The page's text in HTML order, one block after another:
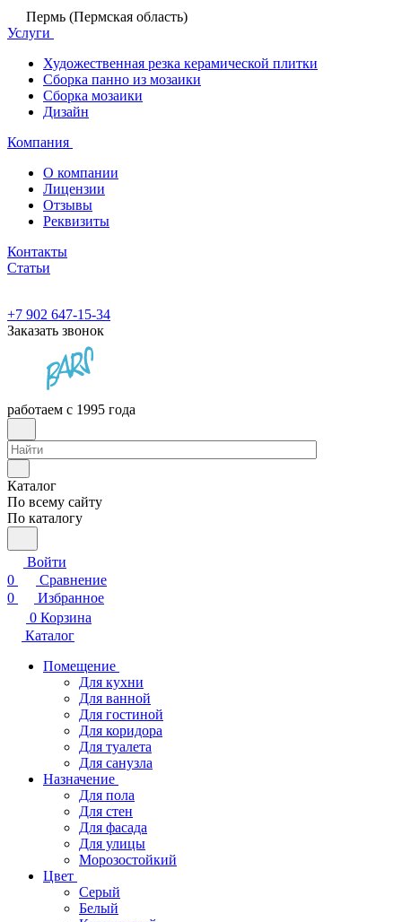
Пермь (Пермская область)
Услуги
Художественная резка керамической плитки
Сборка панно из мозаики
Сборка мозаики
Дизайн
Компания
О компании
Лицензии
Отзывы
Реквизиты
Контакты
Статьи
+7 902 647-15-34
Заказать звонок
работаем с 1995 года
Каталог
По всему сайту
По каталогу
Войти
0
Сравнение
0
Избранное
0 Корзина
Каталог
Помещение
Для кухни
Для ванной
Для гостиной
Для коридора
Для туалета
Для санузла
Назначение
Для пола
Для стен
Для фасада
Для улицы
Морозостойкий
Цвет
Серый
Белый